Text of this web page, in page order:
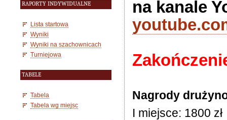
RAPORTY INDYWIDUALNE
Lista startowa
Wyniki
Wyniki na szachownicach
Turniejowa
TABELE
Tabela
Tabela wg miejsc
na kanale
Nagrody
I miejsce: 1800 zł